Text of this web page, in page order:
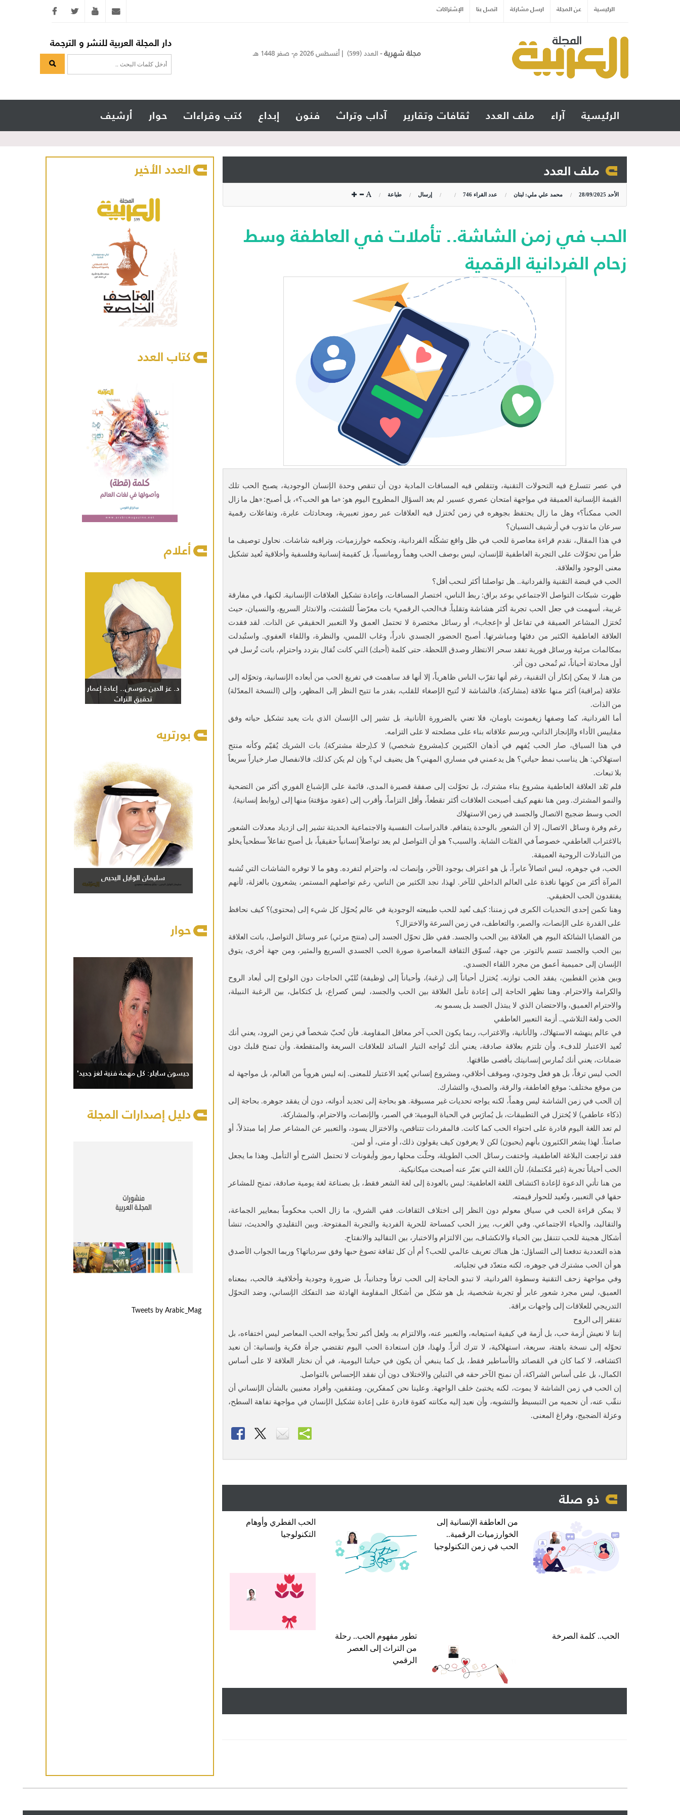
الرئيسية عن المجلة ارسل مشاركة اتصل بنا الإشتراكات
مجلة شهرية- العدد (599) | أغسطس 2026 م- صفر 1448 هـ
دار المجلة العربية للنشر و الترجمة
الرئيسية آراء ملف العدد ثقافات وتقارير آداب وتراث فنون إبداع كتب وقراءات حوار أرشيف
ملف العدد
الأحد 28/09/2025 محمد علي ملي: لبنان عدد القراء 746 إرسال طباعة
الحب في زمن الشاشة.. تأملات في العاطفة وسط
زحام الفردانية الرقمية
في عصر تتسارع فيه التحولات التقنية، وتتقلص فيه المسافات المادية دون أن تنقص وحدة الإنسان الوجودية، يصبح الحب تلك
القيمة الإنسانية العميقة في مواجهة امتحان عصري عسير. لم يعد السؤال المطروح اليوم هو: «ما هو الحب؟»، بل أصبح: «هل ما زال
الحب ممكناً؟» وهل ما زال يحتفظ بجوهره في زمن تُختزل فيه العلاقات عبر رموز تعبيرية، ومحادثات عابرة، وتفاعلات رقمية
سرعان ما تذوب في أرشيف النسيان؟
في هذا المقال، نقدم قراءة معاصرة للحب في ظل واقع تشكّله الفردانية، وتحكمه خوارزميات، وتراقبه شاشات. نحاول توصيف ما
طرأ من تحوّلات على التجربة العاطفية للإنسان، ليس بوصف الحب وهماً رومانسياً، بل كقيمة إنسانية وفلسفية وأخلاقية تُعيد تشكيل
معنى الوجود والعلاقة.
الحب في قبضة التقنية والفردانية.. هل تواصلنا أكثر لنحب أقل؟
ظهرت شبكات التواصل الاجتماعي بوعد براق: ربط الناس، اختصار المسافات، وإعادة تشكيل العلاقات الإنسانية. لكنها، في مفارقة
غريبة، أسهمت في جعل الحب تجربة أكثر هشاشة وتقلباً. فـ«الحب الرقمي» بات معرّضاً للتشتت، والاندثار السريع، والنسيان، حيث
تُختزل المشاعر العميقة في تفاعل أو «إعجاب»، أو رسائل مختصرة لا تحتمل العمق ولا التعبير الحقيقي عن الذات. لقد فقدت
العلاقة العاطفية الكثير من دفئها ومباشرتها. أصبح الحضور الجسدي نادراً، وغاب اللمس، والنظرة، واللقاء العفوي. واستُبدلت
بمكالمات مرئية ورسائل فورية تفقد سحر الانتظار وصدق اللحظة. حتى كلمة (أحبك) التي كانت تُقال بتردد واحترام، باتت تُرسل في
أول محادثة أحياناً، ثم تُمحى دون أثر.
من هنا، لا يمكن إنكار أن التقنية، رغم أنها تقرّب الناس ظاهرياً، إلا أنها قد ساهمت في تفريغ الحب من أبعاده الإنسانية، وتحوّله إلى
علاقة (مراقبة) أكثر منها علاقة (مشاركة). فالشاشة لا تُتيح الإصغاء للقلب، بقدر ما تتيح النظر إلى المظهر، وإلى (النسخة المعدّلة)
من الذات.
أما الفردانية، كما وصفها زيغمونت باومان، فلا تعني بالضرورة الأنانية، بل تشير إلى الإنسان الذي بات يعيد تشكيل حياته وفق
مقاييس الأداء والإنجاز الذاتي، ويرسم علاقاته بناء على مصلحته لا على التزامه.
في هذا السياق، صار الحب يُفهم في أذهان الكثيرين كـ(مشروع شخصي) لا كـ(رحلة مشتركة). بات الشريك يُقيّم وكأنه منتج
استهلاكي: هل يناسب نمط حياتي؟ هل يدعمني في مساري المهني؟ هل يضيف لي؟ وإن لم يكن كذلك، فالانفصال صار خياراً سريعاً
بلا تبعات.
فلم تَعُد العلاقة العاطفية مشروع بناء مشترك، بل تحوّلت إلى صفقة قصيرة المدى، قائمة على الإشباع الفوري أكثر من التضحية
والنمو المشترك. ومن هنا نفهم كيف أصبحت العلاقات أكثر تقطعاً، وأقل التزاماً، وأقرب إلى (عقود مؤقتة) منها إلى (روابط إنسانية).
الحب وسط ضجيج الاتصال والجسد في زمن الاستهلاك
رغم وفرة وسائل الاتصال، إلا أن الشعور بالوحدة يتفاقم. فالدراسات النفسية والاجتماعية الحديثة تشير إلى ازدياد معدلات الشعور
بالاغتراب العاطفي، خصوصاً في الفئات الشابة. والسبب؟ هو أن التواصل لم يعد تواصلاً إنسانياً حقيقياً، بل أصبح تفاعلاً سطحياً يخلو
من التبادلات الروحية العميقة.
الحب، في جوهره، ليس اتصالاً عابراً، بل هو اعتراف بوجود الآخر، وإنصات له، واحترام لتفرده. وهو ما لا توفره الشاشات التي تُشبه
المرآة أكثر من كونها نافذة على العالم الداخلي للآخر. لهذا، نجد الكثير من الناس، رغم تواصلهم المستمر، يشعرون بالعزلة، لأنهم
يفتقدون الحب الحقيقي.
وهنا تكمن إحدى التحديات الكبرى في زمننا: كيف نُعيد للحب طبيعته الوجودية في عالم يُحوّل كل شيء إلى (محتوى)؟ كيف نحافظ
على القدرة على الإنصات، والصبر، والتعاطف، في زمن السرعة والاختزال؟
من القضايا الشائكة اليوم هي العلاقة بين الحب والجسد. ففي ظل تحوّل الجسد إلى (منتج مرئي) عبر وسائل التواصل، باتت العلاقة
بين الحب والجسد تتسم بالتوتر. من جهة، تُسوّق الثقافة المعاصرة صورة الحب الجسدي السريع والمثير، ومن جهة أخرى، يتوق
الإنسان إلى حميمية أعمق من مجرد اللقاء الجسدي.
وبين هذين القطبين، يفقد الحب توازنه. يُختزل أحياناً إلى (رغبة)، وأحياناً إلى (وظيفة) تُلبّي الحاجات دون الولوج إلى أبعاد الروح
والكرامة والاحترام. وهنا تظهر الحاجة إلى إعادة تأمل العلاقة بين الحب والجسد، ليس كصراع، بل كتكامل، بين الرغبة النبيلة،
والاحترام العميق، والاحتضان الذي لا يبتذل الجسد بل يسمو به.
الحب ولغة التلاشي.. أزمة التعبير العاطفي
في عالم ينهشه الاستهلاك، والأنانية، والاغتراب، ربما يكون الحب آخر معاقل المقاومة. فأن تُحبّ شخصاً في زمن البرود، يعني أنك
تُعيد الاعتبار للدفء. وأن تلتزم بعلاقة صادقة، يعني أنك تُواجه التيار السائد للعلاقات السريعة والمتقطعة. وأن تمنح قلبك دون
ضمانات، يعني أنك تُمارس إنسانيتك بأقصى طاقتها.
الحب ليس ترفاً، بل هو فعل وجودي، وموقف أخلاقي، ومشروع إنساني يُعيد الاعتبار للمعنى. إنه ليس هروباً من العالم، بل مواجهة له
من موقع مختلف: موقع العاطفة، والرقة، والصدق، والتشارك.
إن الحب في زمن الشاشة ليس وهماً، لكنه يواجه تحديات غير مسبوقة. هو بحاجة إلى تجديد أدواته، دون أن يفقد جوهره. بحاجة إلى
(ذكاء عاطفي) لا يُختزل في التطبيقات، بل يُمارَس في الحياة اليومية: في الصبر، والإنصات، والاحترام، والمشاركة.
لم تعد اللغة اليوم قادرة على احتواء الحب كما كانت. فالمفردات تتناقص، والاختزال يسود، والتعبير عن المشاعر صار إما مبتذلاً، أو
صامتاً. لهذا يشعر الكثيرون بأنهم (يحبون) لكن لا يعرفون كيف يقولون ذلك، أو متى، أو لمن.
فقد تراجعت البلاغة العاطفية، واختفت رسائل الحب الطويلة، وحلّت محلها رموز وأيقونات لا تحتمل الشرح أو التأمل. وهذا ما يجعل
الحب أحياناً تجربة (غير مُكتملة)، لأن اللغة التي تعبّر عنه أصبحت ميكانيكية.
من هنا تأتي الدعوة لإعادة اكتشاف اللغة العاطفية: ليس بالعودة إلى لغة الشعر فقط، بل بصناعة لغة يومية صادقة، تمنح للمشاعر
حقها في التعبير، وتُعيد للحوار قيمته.
لا يمكن قراءة الحب في سياق معولم دون النظر إلى اختلاف الثقافات. ففي الشرق، ما زال الحب محكوماً بمعايير الجماعة،
والتقاليد، والحياء الاجتماعي. وفي الغرب، يبرز الحب كمساحة للحرية الفردية والتجربة المفتوحة. وبين التقليدي والحديث، تنشأ
أشكال هجينة للحب تتنقل بين الحياء والانكشاف، بين الالتزام والاختبار، بين التقاليد والانفتاح.
هذه التعددية تدفعنا إلى التساؤل: هل هناك تعريف عالمي للحب؟ أم أن كل ثقافة تصوغ حبها وفق سردياتها؟ وربما الجواب الأصدق
هو أن الحب مشترك في جوهره، لكنه متعدّد في تجلياته.
وفي مواجهة زحف التقنية وسطوة الفردانية، لا تبدو الحاجة إلى الحب ترفاً وجدانياً، بل ضرورة وجودية وأخلاقية. فالحب، بمعناه
العميق، ليس مجرد شعور عابر أو تجربة شخصية، بل هو شكل من أشكال المقاومة الهادئة ضد التفكك الإنساني، وضد التحوّل
التدريجي للعلاقات إلى واجهات براقة.
تفتقر إلى الروح
إننا لا نعيش أزمة حب، بل أزمة في كيفية استيعابه، والتعبير عنه، والالتزام به. ولعل أكبر تحدٍّ يواجه الحب المعاصر ليس اختفاءه، بل
تحوّله إلى نسخة باهتة، سريعة، استهلاكية، لا تترك أثراً. ولهذا، فإن استعادة الحب اليوم تقتضي جرأة فكرية وإنسانية: أن نعيد
اكتشافه، لا كما كان في القصائد والأساطير فقط، بل كما ينبغي أن يكون في حياتنا اليومية، في أن نختار العلاقة لا على أساس
الكمال، بل على أساس الشراكة، أن نمنح الآخر حقه في التباين والاختلاف دون أن نفقد الإحساس بالتواصل.
إن الحب في زمن الشاشة لا يموت، لكنه يختبئ خلف الواجهة. وعلينا نحن كمفكرين، ومثقفين، وأفراد معنيين بالشأن الإنساني أن
ننقّب عنه، أن نحميه من التبسيط والتشويه، وأن نعيد إليه مكانته كقوة قادرة على إعادة تشكيل الإنسان في مواجهة تفاهة السطح،
وعزلة الضجيج، وفراغ المعنى.
ذو صلة
من العاطفة الإنسانية إلى
الخوارزميات الرقمية..
الحب في زمن التكنولوجيا
الحب الفطري وأوهام
التكنولوجيا
الحب.. كلمة الصرخة
تطور مفهوم الحب.. رحلة
من التراث إلى العصر
الرقمي
العدد الأخير
كتاب العدد
أعلام
د. عز الدين موسى.. إعادة إعمار
تحقيق التراث
بورتريه
سليمان الوايل اليحيى
حوار
جيسون سايلر: كل مهمة فنية لغز جديد'
دليل إصدارات المجلة